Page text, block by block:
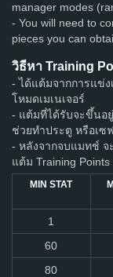
manager modes
- You will need to
pieces you can
วิธีหา Training
- ได้แต้มจากการแข่ง
โหมดเมเนเจอร์
- แต้มที่ได้รับจะขึ้นอ
ช่วยทำประตู หรือเซ
- หลังจากจบแมทช์ จ
แต้ม Training
MIN STAT
1
60
80